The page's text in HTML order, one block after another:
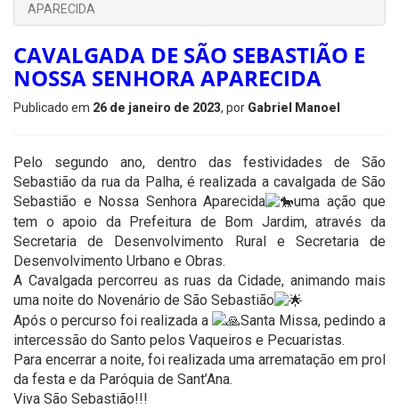
APARECIDA
CAVALGADA DE SÃO SEBASTIÃO E
NOSSA SENHORA APARECIDA
Publicado em 26 de janeiro de 2023, por Gabriel Manoel
Pelo segundo ano, dentro das festividades de São
Sebastião da rua da Palha, é realizada a cavalgada de São
Sebastião e Nossa Senhora Aparecida
uma ação que
tem o apoio da Prefeitura de Bom Jardim, através da
Secretaria de Desenvolvimento Rural e Secretaria de
Desenvolvimento Urbano e Obras.
A Cavalgada percorreu as ruas da Cidade, animando mais
uma noite do Novenário de São Sebastião
Após o percurso foi realizada a
Santa Missa, pedindo a
intercessão do Santo pelos Vaqueiros e Pecuaristas.
Para encerrar a noite, foi realizada uma arrematação em prol
da festa e da Paróquia de Sant’Ana.
Viva São Sebastião!!!